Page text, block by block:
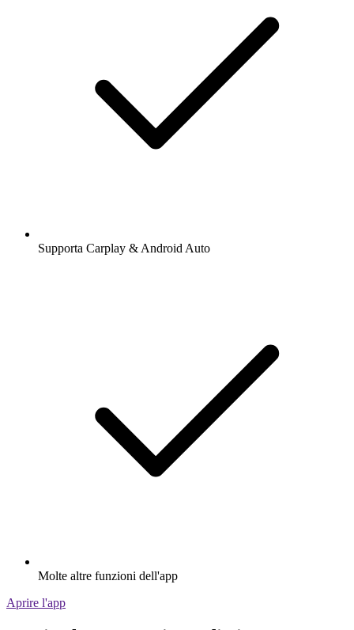
Supporta Carplay & Android Auto
Molte altre funzioni dell'app
Aprire l'app